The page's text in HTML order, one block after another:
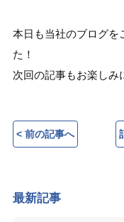
本日も当社のブログを
た！
次回の記事もお楽しみ
< 前の記事へ
最新記事